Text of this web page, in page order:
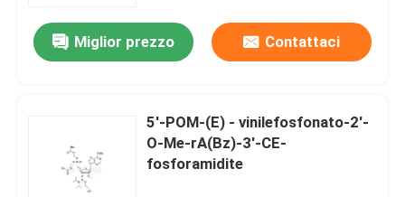
Miglior prezzo Contattaci
5'-POM-(E) - vinilefosfonato-2'-
O-Me-rA(Bz)-3'-CE-
fosforamidite